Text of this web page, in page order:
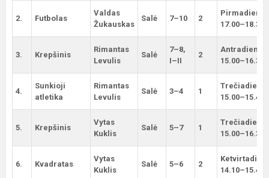
2. Futbolas
Valdas
Žukauskas
Salė 7–10 2
Pirmadienis
17.00–18.30
3. Krepšinis
Rimantas
Levulis
Salė
7–8,
I–ІІ
2
Antradienis
15.00–16.30
4.
Sunkioji
atletika
Rimantas
Levulis
Salė 3–4 1
Trečiadienis
15.00–15.45
5. Krepšinis
Vytas
Kuklis
Salė 5–7 1
Trečiadienis
15.00–16.30
6. Kvadratas
Vytas
Kuklis
Salė 5–6 2
14.10–15.40